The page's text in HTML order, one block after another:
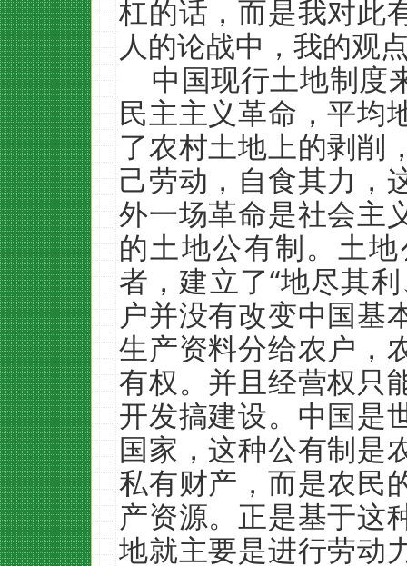
杠的话，而是我对此
人的论战中，我的观
中国现行土地制度
民主主义革命，平均
了农村土地上的剥削
己劳动，自食其力，
外一场革命是社会主
的土地公有制。土
者，建立了“地尽其
户并没有改变中国基
生产资料分给农户，
有权。并且经营权只
开发搞建设。中国是
国家，这种公有制是
私有财产，而是农民
产资源。正是基于这
地就主要是进行劳动